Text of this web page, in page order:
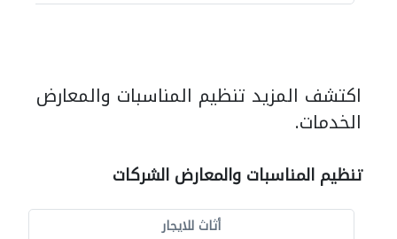
اكتشف المزيد تنظيم المناسبات والمعارض
الخدمات.
تنظيم المناسبات والمعارض الشركات
أثاث للايجار